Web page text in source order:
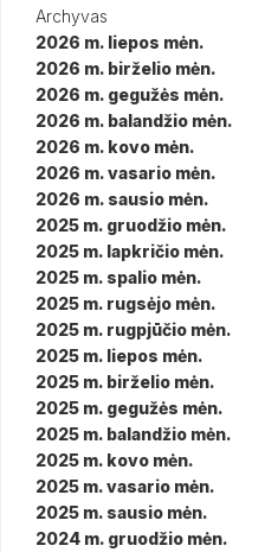
Archyvas
2026 m. liepos mėn.
2026 m. birželio mėn.
2026 m. gegužės mėn.
2026 m. balandžio mėn.
2026 m. kovo mėn.
2026 m. vasario mėn.
2026 m. sausio mėn.
2025 m. gruodžio mėn.
2025 m. lapkričio mėn.
2025 m. spalio mėn.
2025 m. rugsėjo mėn.
2025 m. rugpjūčio mėn.
2025 m. liepos mėn.
2025 m. birželio mėn.
2025 m. gegužės mėn.
2025 m. balandžio mėn.
2025 m. kovo mėn.
2025 m. vasario mėn.
2025 m. sausio mėn.
2024 m. gruodžio mėn.